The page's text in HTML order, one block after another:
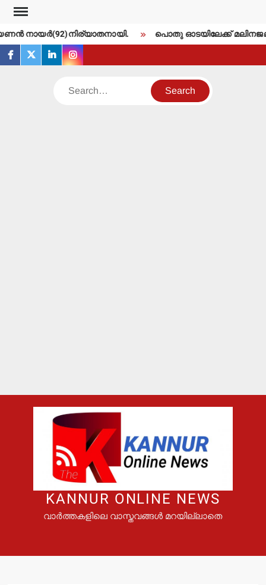
Skip
contentനായര്‍(92)നിര്യാതനായി. പൊതു ഓടയിലേക്ക്
facebook
twitterlinkedininstagram
Search
KANNUR ONLINE NEWS
വാർത്തകളിലെ വാസ്തവങ്ങൾ മറയില്ലാതെ